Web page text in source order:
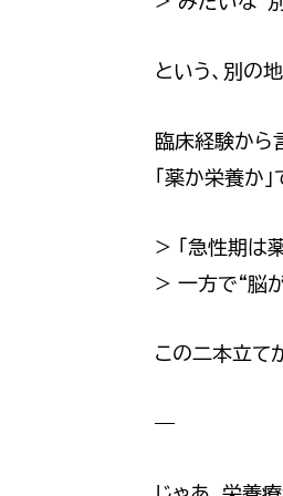
という、別の
臨床経験から
「薬か栄養か
> 「急性期は
> 一方で“脳
この二本立て
—